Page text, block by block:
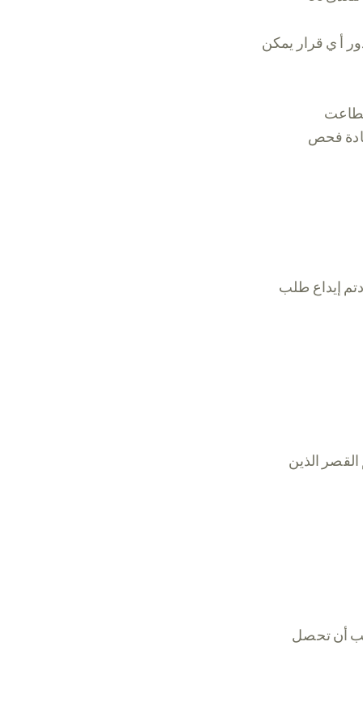
أ ي قرار يمكن
فحص
إيداع طلب
الذين